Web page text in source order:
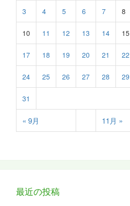
« 9月 11月 »
3 4 5 6 7 8
10 11 12 13 14 15
17 18 19 20 21 22
24 25 26 27 28 29
31
最近の投稿